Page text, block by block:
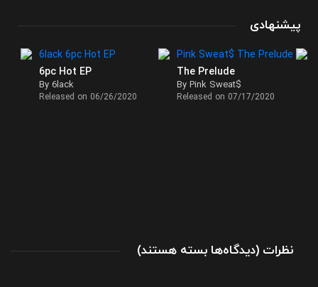
پیشنهادی
The Prelude
By Pink Sweat$
Released on 07/17/2020
6pc Hot EP
By 6lack
Released on 06/26/2020
( دیدگاه‌ها
برای بسته هستند ) نظرات